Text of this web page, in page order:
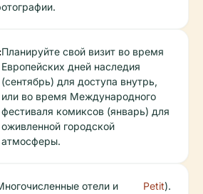
Планируйте свой визит во время
Европейских дней наследия
(сентябрь) для доступа внутрь,
или во время Международного
фестиваля комиксов (январь) для
оживленной городской
атмосферы.
отели и
Petit).